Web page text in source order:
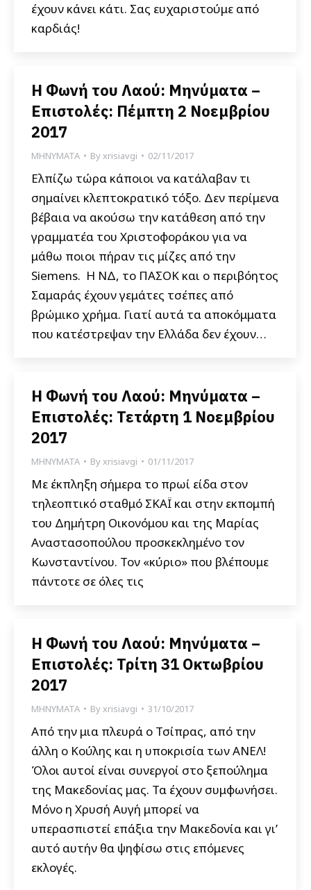
έχουν κάνει κάτι. Σας ευχαριστούμε από
καρδιάς!
Η Φωνή του Λαού: Μηνύματα –
Επιστολές: Πέμπτη 2 Νοεμβρίου
2017
ΜΗΝΥΜΑΤΑ Byxrisiavgi 02/11/2017
Ελπίζω τώρα κάποιοι να κατάλαβαν τι
σημαίνει κλεπτοκρατικό τόξο. Δεν περίμενα
βέβαια να ακούσω την κατάθεση από την
γραμματέα του Χριστοφοράκου για να
μάθω ποιοι πήραν τις μίζες από την
Siemens. Η ΝΔ, το ΠΑΣΟΚ και ο περιβόητος
Σαμαράς έχουν γεμάτες τσέπες από
βρώμικο χρήμα. Γιατί αυτά τα αποκόμματα
που κατέστρεψαν την Ελλάδα δεν έχουν…
Η Φωνή του Λαού: Μηνύματα –
Επιστολές: Τετάρτη 1 Νοεμβρίου
2017
ΜΗΝΥΜΑΤΑ Byxrisiavgi 01/11/2017
Με έκπληξη σήμερα το πρωί είδα στον
τηλεοπτικό σταθμό ΣΚΑΪ και στην εκπομπή
του Δημήτρη Οικονόμου και της Μαρίας
Αναστασοπούλου προσκεκλημένο τον
Κωνσταντίνου. Τον «κύριο» που βλέπουμε
πάντοτε σε όλες τις
Η Φωνή του Λαού: Μηνύματα –
Επιστολές: Τρίτη 31 Οκτωβρίου
2017
ΜΗΝΥΜΑΤΑ Byxrisiavgi 31/10/2017
Από την μια πλευρά ο Τσίπρας, από την
άλλη ο Κούλης και η υποκρισία των ΑΝΕΛ!
Όλοι αυτοί είναι συνεργοί στο ξεπούλημα
της Μακεδονίας μας. Τα έχουν συμφωνήσει.
Μόνο η Χρυσή Αυγή μπορεί να
υπερασπιστεί επάξια την Μακεδονία και γι’
αυτό αυτήν θα ψηφίσω στις επόμενες
εκλογές.